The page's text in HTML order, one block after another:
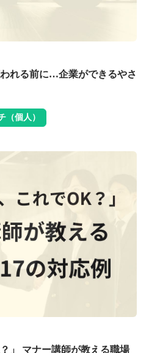
れる前に…企業ができるやさ
（個人）
」 マナー講師が教える職場